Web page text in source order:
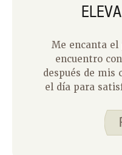
Me encanta
encuentro
después de mis
el día para
uso de
disfrutaba del